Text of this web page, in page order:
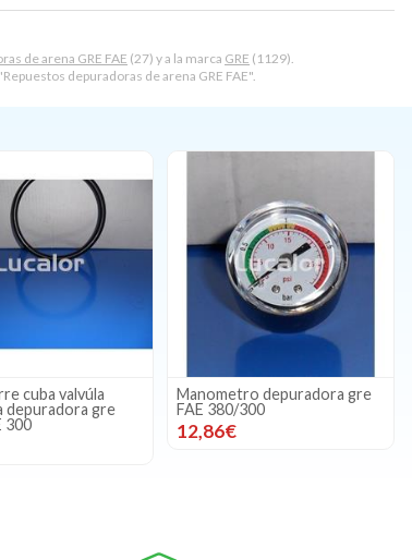
de arena GRE FAE (27) y a la marca GRE (1129).
depuradoras de arena GRE FAE".
cuba valvúla
depuradora gre
300
Manometro depuradora gre
FAE 380/300
12,86€